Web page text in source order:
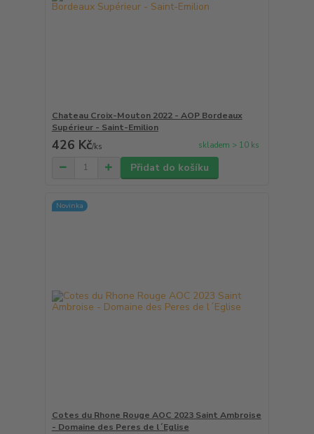
Chateau Croix-Mouton 2022 - AOP Bordeaux
Supérieur - Saint-Emilion
426 Kč/ks skladem > 10 ks
Přidat do košíku
Novinka
Cotes du Rhone Rouge AOC 2023 Saint Ambroise
- Domaine des Peres de l´Eglise